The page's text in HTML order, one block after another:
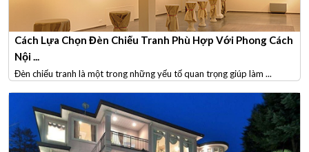
Cách Lựa Chọn Đèn Chiếu Tranh Phù Hợp Với Phong Cách
Nội ...
Đèn chiếu tranh là một trong những yếu tố quan trọng giúp làm ...